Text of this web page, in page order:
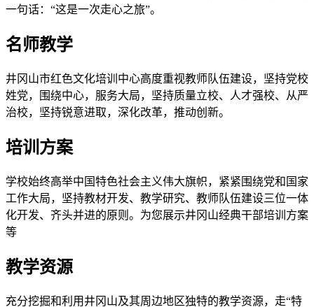
一句话：“这是一次走心之旅”。
名师教学
井冈山市红色文化培训中心高度重视教师队伍建设，坚持党校
姓党，围绕中心，服务大局，坚持质量立校、人才强校、从严
治校，坚持锐意进取，深化改革，推动创新。
培训方案
学校始终高举中国特色社会主义伟大旗帜，紧紧围绕党和国家
工作大局，坚持教材开发、教学研究、教师队伍建设三位一体
化开发、齐头并进的原则。为您展示井冈山经典干部培训方案
等
教学资源
充分挖掘和利用井冈山及其周边地区独特的教学资源，走“特